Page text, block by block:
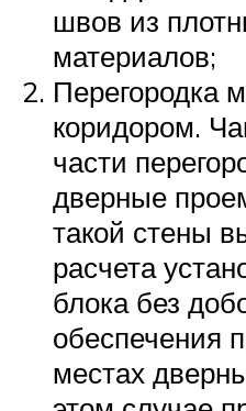
швов из
материалов;
Перегородка
коридором.
части
дверные
такой стены
расчета
блока без
обеспечения
местах